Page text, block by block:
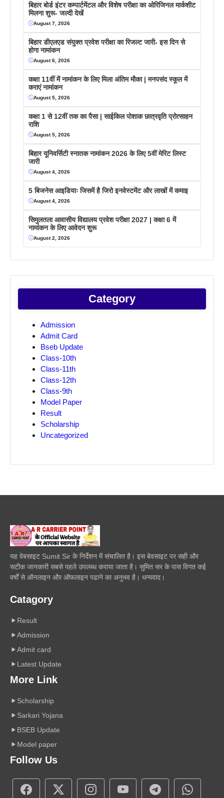
बिहार बोर्ड इंटर कम्पार्टमेंटल और विशेष परीक्षा का ओरिजिनल मार्कशीट
मिलना शुरू- जल्दी देखें
August 7, 2026
बिहार डीएलएड संयुक्त प्रवेश परीक्षा का रिजल्ट जारी- इस दिन से
होगा नामांकन
August 6, 2026
कक्षा 11वीं में नामांकन के लिए मिला अंतिम मौका | मनपसंद स्कूल में
कराएं नामांकन
August 5, 2026
कक्षा 1 से 12वीं तक का पैसा | साईकिल पोशाक छात्रवृति प्रोत्साहन
राशि
August 5, 2026
बिहार यूनिवर्सिटी स्नातक नामांकन 2026 के लिए 5वीं मेरिट लिस्ट
जारी
August 4, 2026
5 बिजनेस आइडियाः जिसमें है जिरो इनवेस्टमेंट और लाखों में कमाइ
August 4, 2026
सिमुलतला आवासीय विद्यालय प्रवेश परीक्षा 2027 | कक्षा 6 में
नामांकन के लिए आवेदन शुरू
August 2, 2026
Category
Admission
Admit Card
Bseb Update
Class-10th
Class-11th
Class-12th
Class-9th
Model Paper
Result
Scholarship
Uncategorized
यह वेबसाइट Sumit Sir के निर्देशन में संचालित है। इस बेवसाइट पर सही और
सटीक जानकारी सबसे पहले उपलब्ध कराया जाता है। सुमित सर के पास विगत कई
वर्षों से ऑनलाइन और ऑफलाइन पढाने का अनुभव है। धन्यवाद।
Catagory
Result
Admission
Admit card
Latest Update
More Link
Scholarship
Sarkari Yojana
BSEB Update
Model paper
Follow Us